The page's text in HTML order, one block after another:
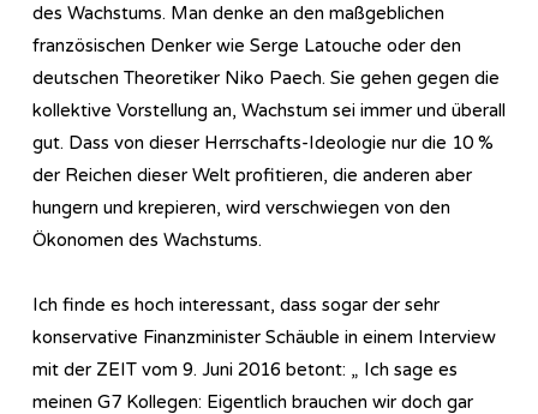
des Wachstums. Man denke an den maßgeblichen
französischen Denker wie Serge Latouche oder den
deutschen Theoretiker Niko Paech. Sie gehen gegen die
kollektive Vorstellung an, Wachstum sei immer und überall
gut. Dass von dieser Herrschafts-Ideologie nur die 10 %
der Reichen dieser Welt profitieren, die anderen aber
hungern und krepieren, wird verschwiegen von den
Ökonomen des Wachstums.
Ich finde es hoch interessant, dass sogar der sehr
konservative Finanzminister Schäuble in einem Interview
mit der ZEIT vom 9. Juni 2016 betont: „ Ich sage es
meinen G7 Kollegen: Eigentlich brauchen wir doch gar